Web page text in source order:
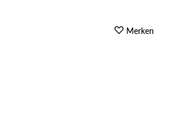
Merken